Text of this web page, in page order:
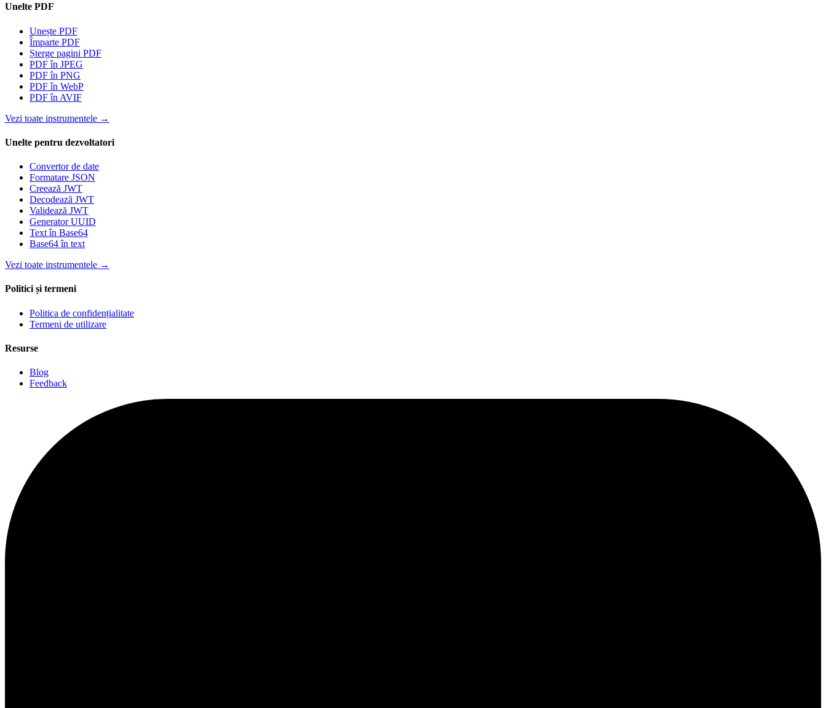
Unelte PDF
Unește PDF
Împarte PDF
Șterge pagini PDF
PDF în JPEG
PDF în PNG
PDF în WebP
PDF în AVIF
Vezi toate instrumentele →
Unelte pentru dezvoltatori
Convertor de date
Formatare JSON
Creează JWT
Decodează JWT
Validează JWT
Generator UUID
Text în Base64
Base64 în text
Vezi toate instrumentele →
Politici și termeni
Politica de confidențialitate
Termeni de utilizare
Resurse
Blog
Feedback